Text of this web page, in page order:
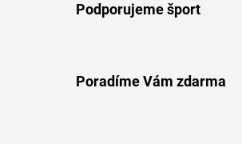
Podporujeme šport
Poradíme Vám zdarma